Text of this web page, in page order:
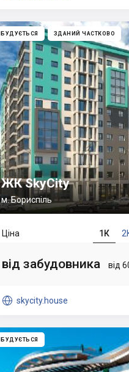
БУДУЄТЬСЯ ЗДАНИЙ ЧАСТКОВО
ЖК SkyCity
м. Бориспіль
1К
Ціна
від
від забудовника
 skycity.house
БУДУЄТЬСЯ